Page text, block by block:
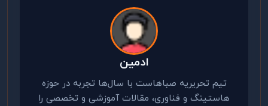
ادمین
تیم تحریریه صباهاست با سال‌ها تجربه در حوزه
هاستینگ و فناوری، مقالات آموزشی و تخصصی را